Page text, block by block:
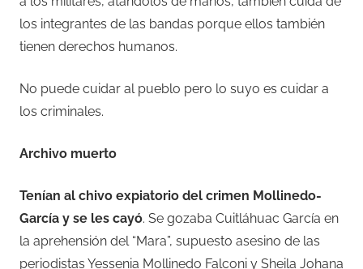
los integrantes de las bandas porque ellos también
tienen derechos humanos.
No puede cuidar al pueblo pero lo suyo es cuidar a
los criminales.
Archivo muerto
Tenían al chivo expiatorio del crimen Mollinedo-
García y se les cayó. Se gozaba Cuitláhuac García en
la aprehensión del “Mara”, supuesto asesino de las
periodistas Yessenia Mollinedo Falconi y Sheila Johana